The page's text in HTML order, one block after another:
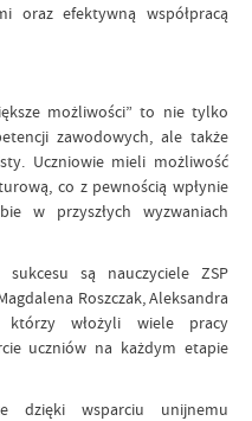
oraz efektywną współpracą
możliwości” to nie tylko
zawodowych, ale także
Uczniowie mieli możliwość
co z pewnością wpłynie
w przyszłych wyzwaniach
są nauczyciele ZSP
Roszczak, Aleksandra
włożyli wiele pracy
uczniów na każdym etapie
dzięki wsparciu unijnemu